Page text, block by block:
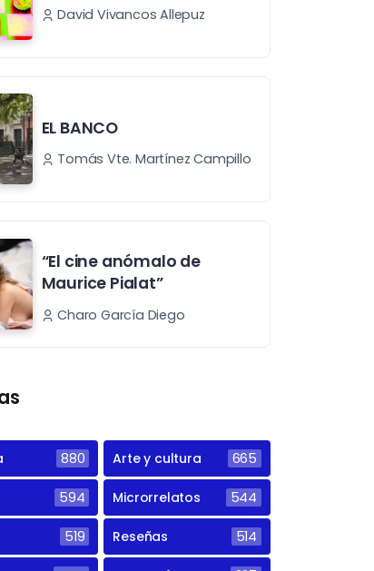
David Vivancos Allepuz
EL BANCO
Tomás Vte. Martínez Campillo
“El cine anómalo de
Maurice Pialat”
Charo García Diego
880 Arte y cultura 665
594 Microrrelatos 544
519 Reseñas 514